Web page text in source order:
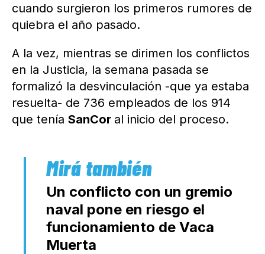
cuando surgieron los primeros rumores de
quiebra el año pasado.
A la vez, mientras se dirimen los conflictos
en la Justicia, la semana pasada se
formalizó la desvinculación -que ya estaba
resuelta- de 736 empleados de los 914
que tenía SanCor al inicio del proceso.
Un conflicto con un gremio
naval pone en riesgo el
funcionamiento de Vaca
Muerta